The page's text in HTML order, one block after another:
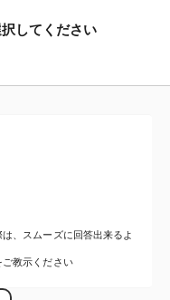
してください
、スムーズに回答出来るよ
教示ください